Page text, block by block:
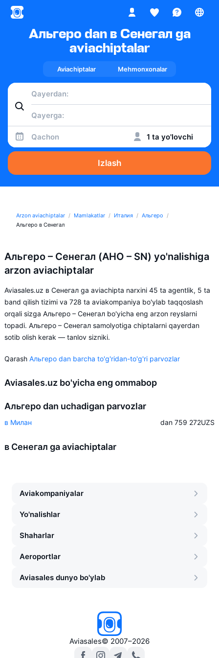
Альгеро dan в Сенегал ga
aviachiptalar
Aviachiptalar Mehmonxonalar
Qachon 1 ta yo'lovchi
Izlash
Arzon aviachiptalar Mamlakatlar Италия
Альгеро
Альгеро в Сенегал
Альгеро – Сенегал (AHO – SN) yo'nalishiga
arzon aviachiptalar
Aviasales.uz в Сенегал ga aviachipta narxini 45 ta agentlik, 5 ta
band qilish tizimi va 728 ta aviakompaniya bo'ylab taqqoslash
orqali sizga Альгеро – Сенегал bo'yicha eng arzon reyslarni
topadi. Альгеро – Сенегал samolyotiga chiptalarni qayerdan
sotib olish kerak — tanlov sizniki.
Qarash Альгеро dan barcha to'g'ridan-to'g'ri parvozlar
Aviasales.uz bo'yicha eng ommabop
Альгеро dan uchadigan parvozlar
в Милан dan 759 272UZS
в Сенегал ga aviachiptalar
Aviakompaniyalar
Yo'nalishlar
Shaharlar
Aeroportlar
Aviasales dunyo bo'ylab
Aviasales© 2007–2026